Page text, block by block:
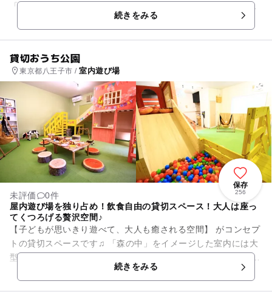
「おでかけひろば」では、平日にはランチも楽しめます。その
続きをみる
貸切おうち公園
東京都八王子市 /室内遊び場
保存
256
未評価
0件
屋内遊び場を独り占め！飲食自由の貸切スペース！大人は座っ
てくつろげる贅沢空間♪
【子どもが思いきり遊べて、大人も癒される空間】 がコンセプ
トの貸切スペースです♫ 「森の中」をイメージした室内には大
型アスレチック！ お店屋さんコーナーでごっこ遊びをしたり、
続きをみる